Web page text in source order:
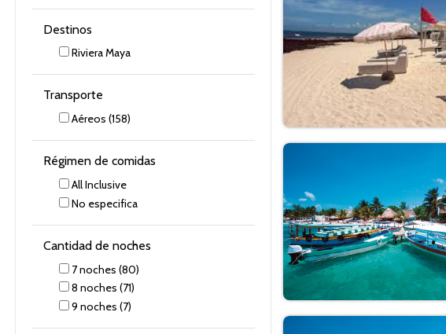
Destinos
Riviera Maya
Transporte
Aéreos(158)
Régimen de comidas
All Inclusive
No especifica
Cantidad de noches
7noches (80)
8noches (71)
9noches (7)